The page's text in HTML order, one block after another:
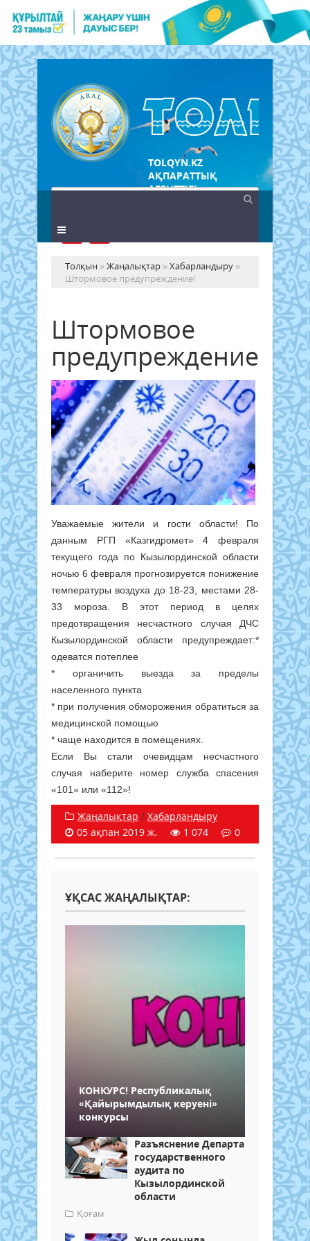
TOLQYN.KZ
АҚПАРАТТЫҚ
АГЕНТТІГІ
Толқын »Жаңалықтар »Хабарландыру »
Штормовое предупреждение!
Штормовое
предупреждение!
Уважаемые жители и гости области! По
данным РГП «Казгидромет» 4 февраля
текущего года по Кызылординской области
ночью 6 февраля прогнозируется понижение
температуры воздуха до 18-23, местами 28-
33 мороза. В этот период в целях
предотвращения несчастного случая ДЧС
Кызылординской области предупреждает:*
одеватся потеплее
* органичить выезда за пределы
населенного пункта
* при получения обморожения обратиться за
медицинской помощью
* чаще находится в помещениях.
Если Вы стали очевидцам несчастного
случая наберите номер служба спасения
«101» или «112»!
Жаңалықтар / Хабарландыру
05 ақпан 2019 ж.
1 074 0
ҰҚСАС ЖАҢАЛЫҚТАР:
КОНКУРС! Республикалық
«Қайырымдылық керуені»
конкурсы
Разъяснение Департамента
государственного
аудита по
Кызылординской
области
Қоғам